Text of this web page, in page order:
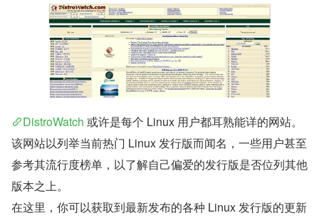
DistroWatch 或许是每个 Linux 用户都耳熟能详的网站。
该网站以列举当前热门 Linux 发行版而闻名，一些用户甚至
参考其流行度榜单，以了解自己偏爱的发行版是否位列其他
版本之上。
在这里，你可以获取到最新发布的各种 Linux 发行版的更新